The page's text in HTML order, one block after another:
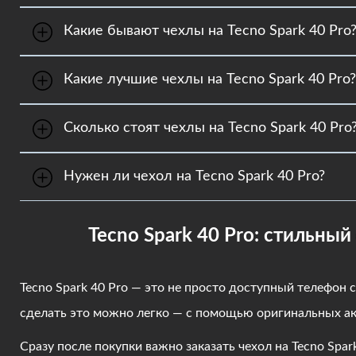
1. Онлайн через форму заказа на сайте
2. В телефонном режиме. Позвоните по
Какие бывают чехлы на Tecno Spark 40 Pro?
универсальные чехлы. Также в магазине
Какие лучшие чехлы на Tecno Spark 40 Pro?
Сколько стоят чехлы на Tecno Spark 40
Нужен ли чехол на Tecno Spark 40 Pro?
смартфоне и увеличить его эксплуатационный
индивидуальность.
Tecno Spark 40 Pro:
Tecno Spark 40 Pro — это не просто доступный
сделать это можно легко — с помощью оригинальных
Сразу после покупки важно заказать чехол на Tecno